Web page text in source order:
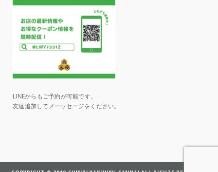
LINEからもご予約が可能です。
友達追加してメーッセージをください。